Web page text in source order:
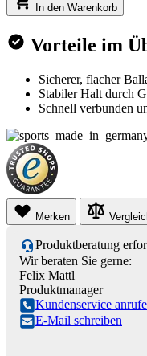
In den Warenkorb
Vorteile im
Sicherer, flacher
Stabiler Halt durch
Schnell verbunden
Merken
Produktberatung
Wir beraten Sie gerne:
Felix Mattl
Produktmanager
Kundenservice
E-Mail schreiben